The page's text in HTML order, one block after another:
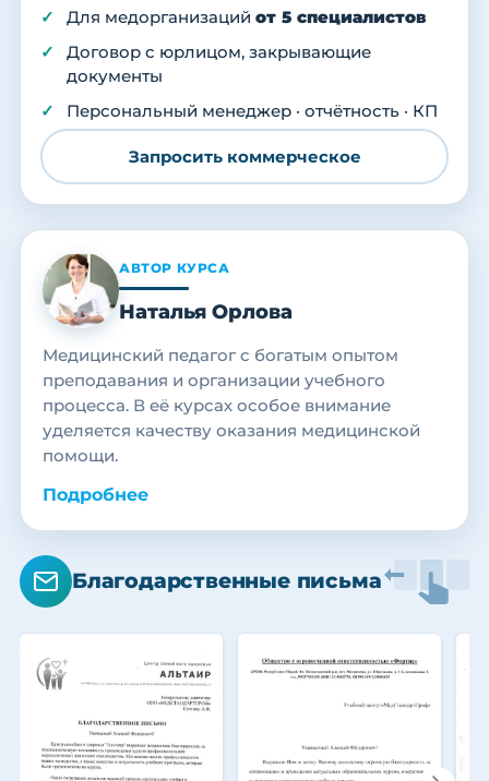
Для медорганизаций от 5 специалистов
Договор с юрлицом, закрывающие
документы
Персональный менеджер · отчётность · КП
Запросить коммерческое
АВТОР КУРСА
Наталья Орлова
Медицинский педагог с богатым опытом
преподавания и организации учебного
процесса. В её курсах особое внимание
уделяется качеству оказания медицинской
помощи.
Подробнее
Благодарственные письма